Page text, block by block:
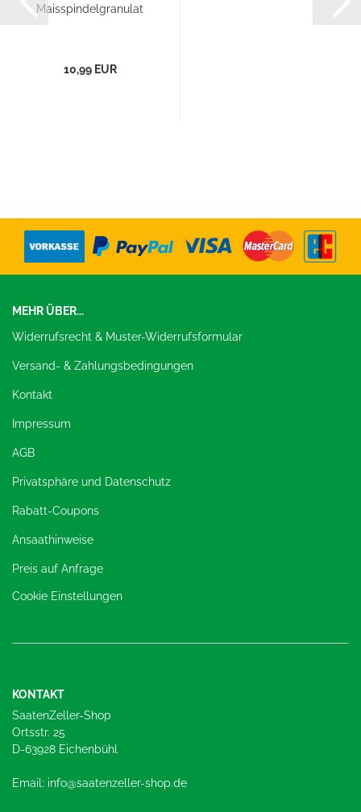
Maisspindelgranulat
10,99 EUR
MEHR ÜBER...
Widerrufsrecht & Muster-Widerrufsformular
Versand- & Zahlungsbedingungen
Kontakt
Impressum
AGB
Privatsphäre und Datenschutz
Rabatt-Coupons
Ansaathinweise
Preis auf Anfrage
Cookie Einstellungen
KONTAKT
SaatenZeller-Shop
Ortsstr. 25
D-63928 Eichenbühl
Email: info@saatenzeller-shop.de